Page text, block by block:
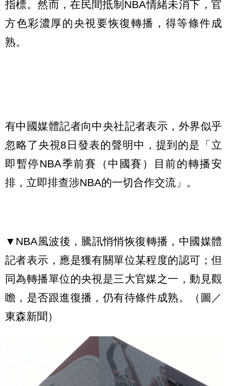
指標。然而，在民間抵制NBA情緒未消下，官
方色彩濃厚的央視要恢復轉播，得等條件成
熟。
有中國媒體記者向中央社記者表示，外界似乎
忽略了央視8日發表的聲明中，提到的是「立
即暫停NBA季前賽（中國賽）目前的轉播安
排，立即排查涉NBA的一切合作交流」。
▼NBA風波後，騰訊悄悄恢復轉播，中國媒體
記者表示，應是獲有關單位某程度的認可；但
同為轉播單位的央視是三大官媒之一，動見觀
瞻，是否跟進復播，仍有待條件成熟。（圖／
東森新聞）